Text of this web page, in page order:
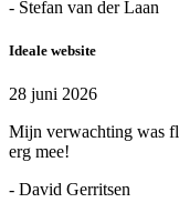
- Stefan van der Laan
Ideale website
28 juni 2026
Mijn verwachting was
erg mee!
- David Gerritsen